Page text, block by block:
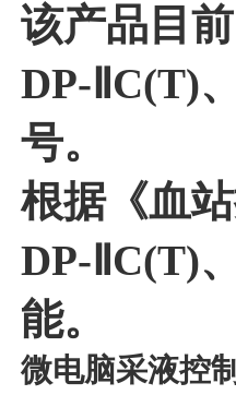
该产品目
DP-ⅡC(T)
号。
根据《血
DP-ⅡC(T)
能。
微电脑采液控